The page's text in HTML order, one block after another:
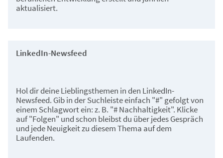
aktualisiert.
LinkedIn-Newsfeed
Hol dir deine Lieblingsthemen in den LinkedIn-
Newsfeed. Gib in der Suchleiste einfach "#" gefolgt von
einem Schlagwort ein: z. B. "# Nachhaltigkeit". Klicke
auf "Folgen" und schon bleibst du über jedes Gespräch
und jede Neuigkeit zu diesem Thema auf dem
Laufenden.